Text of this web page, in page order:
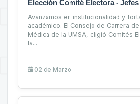
Elección Comité Electora -
Avanzamos en institucionalidad y
académico. El Consejo de Carrera
Médica de la UMSA, eligió Comités
la...
02 de Marzo